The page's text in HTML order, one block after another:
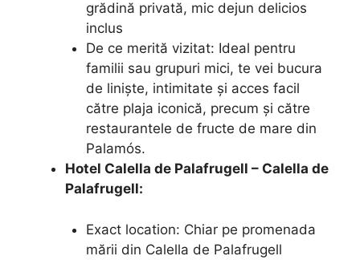
grădină privată, mic dejun delicios
inclus
De ce merită vizitat: Ideal pentru
familii sau grupuri mici, te vei bucura
de liniște, intimitate și acces facil
către plaja iconică, precum și către
restaurantele de fructe de mare din
Palamós.
Hotel Calella de Palafrugell – Calella de
Palafrugell:
Exact location: Chiar pe promenada
mării din Calella de Palafrugell